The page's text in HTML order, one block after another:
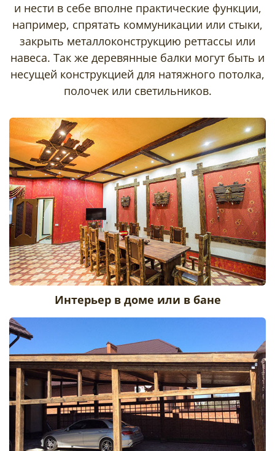
и нести в себе вполне практические функции,
например, спрятать коммуникации или стыки,
закрыть металлоконструкцию реттассы или
навеса. Так же деревянные балки могут быть и
несущей конструкцией для натяжного потолка,
полочек или светильников.
Интерьер в доме или в бане